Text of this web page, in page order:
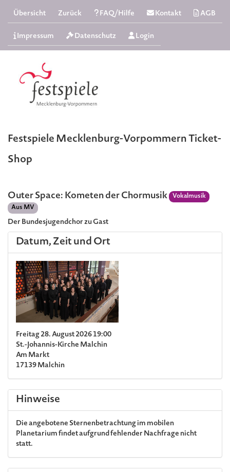
Übersicht Zurück FAQ/Hilfe Kontakt AGB
Impressum Datenschutz Login
Festspiele Mecklenburg-Vorpommern Ticket-
Shop
Outer Space: Kometen der Chormusik
Vokalmusik
Aus MV
Der Bundesjugendchor zu Gast
Datum, Zeit und Ort
Freitag 28. August 2026 19:00
St.-Johannis-Kirche Malchin
Am Markt
17139 Malchin
Hinweise
Die angebotene Sternenbetrachtung im mobilen
Planetarium findet aufgrund fehlender Nachfrage nicht
statt.